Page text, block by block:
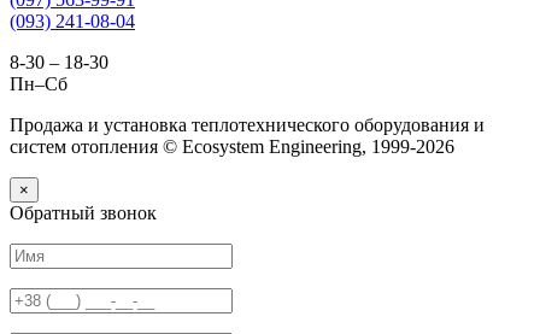
(093) 241-08-04
8-30 – 18-30
Пн–Сб
Продажа и установка теплотехнического оборудования и
систем отопления © Ecosystem Engineering, 1999-2026
×
Обратный звонок